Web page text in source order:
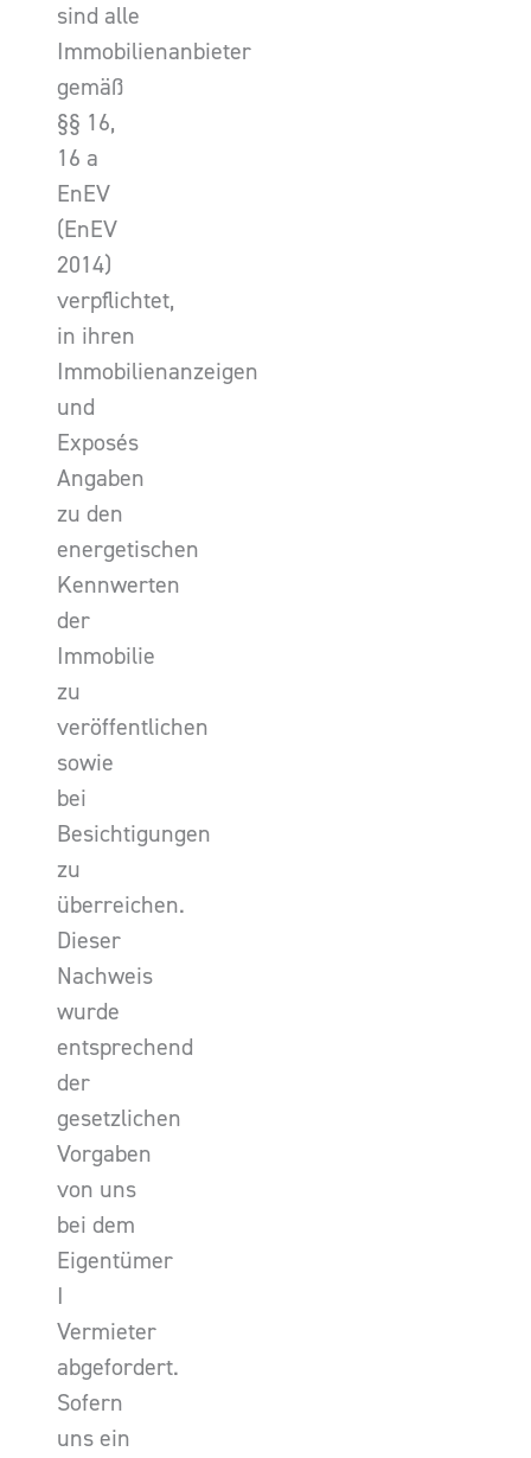
sind alle
Immobilienanbieter
gemäß
§§ 16,
16 a
EnEV
(EnEV
2014)
verpflichtet,
in ihren
Immobilienanzeigen
und
Exposés
Angaben
zu den
energetischen
Kennwerten
der
Immobilie
zu
veröffentlichen
sowie
bei
Besichtigungen
zu
überreichen.
Dieser
Nachweis
wurde
entsprechend
der
gesetzlichen
Vorgaben
von uns
bei dem
Eigentümer
I
Vermieter
abgefordert.
Sofern
uns ein